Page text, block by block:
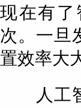
现在有了
次。一旦
置效率大
人工智